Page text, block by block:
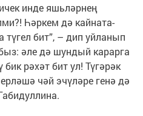
инде яшьләрнең
Һәркем дә кайната-
түгел бит”, – дип уйланып
әле дә шундый карарга
рәхәт бит ул! Түгәрәк
чәй эчүләре генә дә